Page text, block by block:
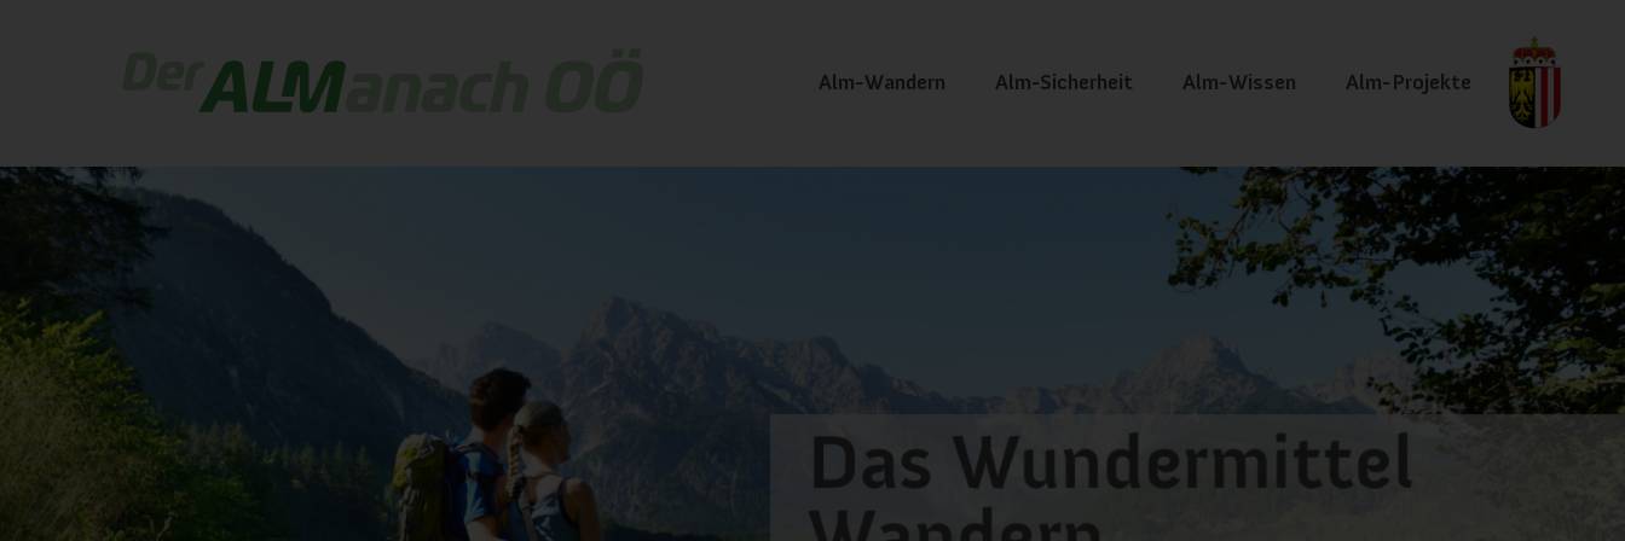
Alm-Wandern Alm-Sicherheit Alm-Wissen Alm-Projekte